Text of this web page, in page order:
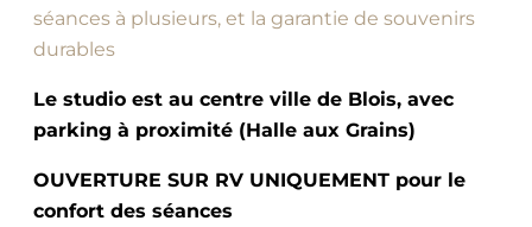
séances à plusieurs, et la garantie de souvenirs
durables
Le studio est au centre ville de Blois, avec
parking à proximité (Halle aux Grains)
OUVERTURE SUR RV UNIQUEMENT pour le
confort des séances